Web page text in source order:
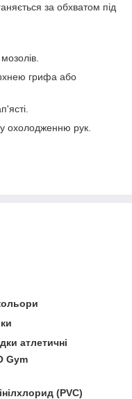
за обхватом під
грифа або
охолодженню рук.
атлетичні
Gym
(PVC)